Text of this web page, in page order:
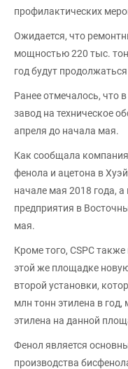
профилактических
Ожидается, что
мощностью 220 тыс.
год будут
Ранее отмечалось, что
завод на техническое
апреля до начала мая.
Как сообщала
фенола и ацетона в
начале мая 2018 года,
предприятия в
мая.
Кроме того, CSPC
этой же площадке
второй установки,
млн тонн этилена в
этилена на данной
Фенол является
производства